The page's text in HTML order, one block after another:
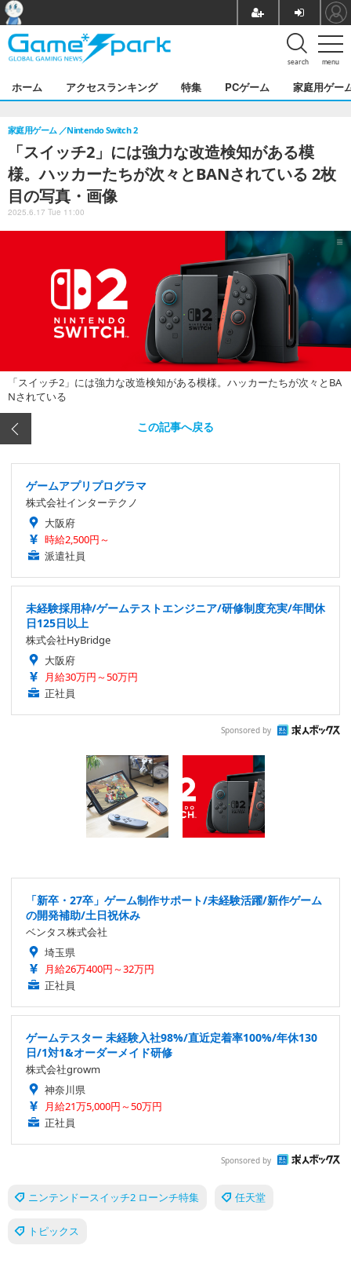
menu
search
ホーム アクセスランキング 特集 PCゲーム 家庭用ゲー
「スイッチ2」には強力な改造検知がある模
様。ハッカーたちが次々とBANされている 2枚
目の写真・画像
家庭用ゲーム Nintendo Switch 2
2025.6.17 Tue 11:00
「スイッチ2」には強力な改造検知がある模様。ハッカーたちが次々とBA
Nされている
この記事へ戻る
ゲームアプリプログラマ
株式会社インターテクノ
大阪府
時給2,500円～
派遣社員
未経験採用枠/ゲームテストエンジニア/研修制度充実/年間休
日125日以上
株式会社HyBridge
大阪府
月給30万円～50万円
正社員
Sponsored by
「新卒・27卒」ゲーム制作サポート/未経験活躍/新作ゲーム
の開発補助/土日祝休み
ベンタス株式会社
埼玉県
月給26万400円～32万円
正社員
ゲームテスター 未経験入社98%/直近定着率100%/年休130
日/1対1&オーダーメイド研修
株式会社growm
神奈川県
月給21万5,000円～50万円
正社員
Sponsored by
ニンテンドースイッチ2 ローンチ特集 任天堂
トピックス